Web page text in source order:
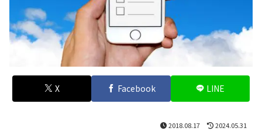
X Facebook LINE
2018.08.17 2024.05.31